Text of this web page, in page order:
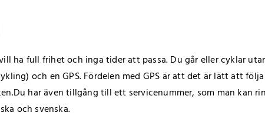
ha full frihet och inga tider att passa. Du går eller cyklar
och en GPS. Fördelen med GPS är att det är lätt att
har även tillgång till ett servicenummer, som man kan
och svenska.